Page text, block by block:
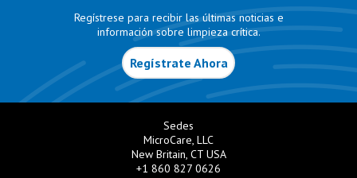
Regístrese para recibir las últimas noticias e
información sobre limpieza crítica.
Regístrate Ahora
Sedes
MicroCare, LLC
New Britain, CT USA
+1 860 827 0626